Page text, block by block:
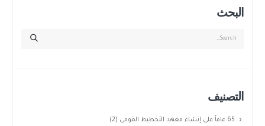
البحث
التصنيف
65 عاماً على إنشاء معهد التخطيط القومى (2)